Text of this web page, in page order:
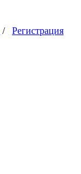
/ Регистрация